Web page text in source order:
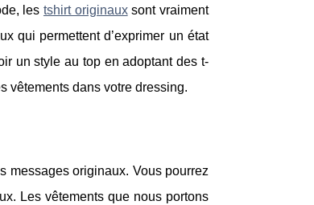
les tshirt originauxsont vraiment
qui permettent d’exprimer un état
un style au top en adoptant des t-
vêtements dans votre dressing.
messages originaux. Vous pourrez
Les vêtements que nous portons